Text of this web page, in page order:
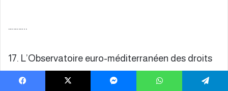
………..
17. L’Observatoire euro-méditerranéen des droits
de l’homme met en garde contre les dangers du